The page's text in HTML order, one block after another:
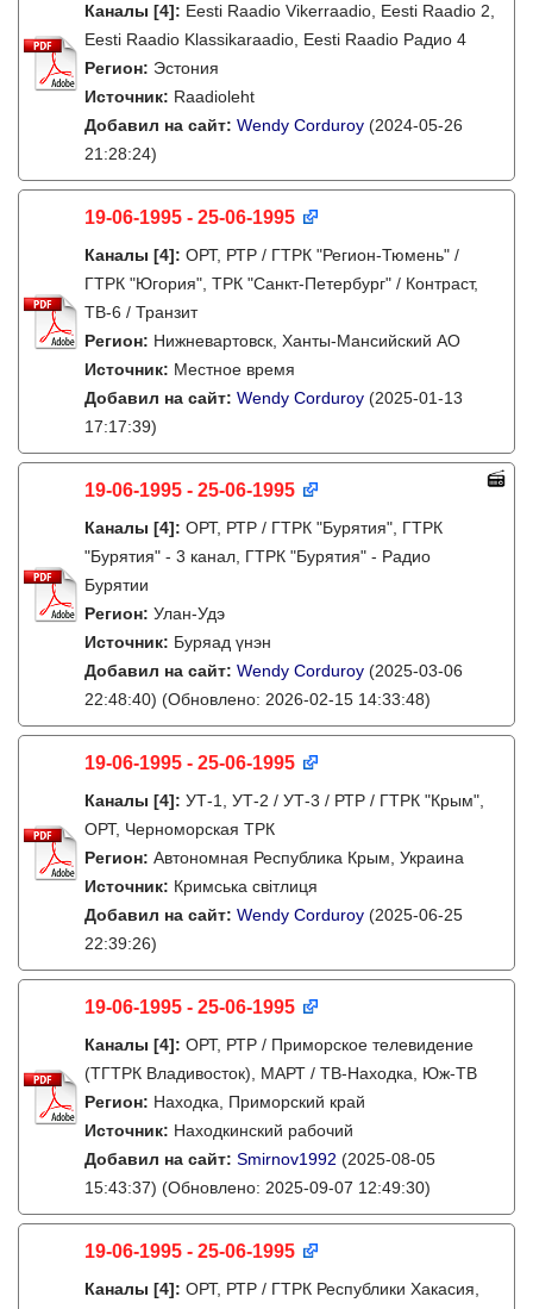
Каналы [4]: Eesti Raadio Vikerraadio, Eesti Raadio 2,
Eesti Raadio Klassikaraadio, Eesti Raadio Радио 4
Регион: Эстония
Источник: Raadioleht
Добавил на сайт: Wendy Corduroy (2024-05-26
21:28:24)
19-06-1995 - 25-06-1995
Каналы [4]: ОРТ, РТР / ГТРК "Регион-Тюмень" /
ГТРК "Югория", ТРК "Санкт-Петербург" / Контраст,
ТВ-6 / Транзит
Регион: Нижневартовск, Ханты-Мансийский АО
Источник: Местное время
Добавил на сайт: Wendy Corduroy (2025-01-13
17:17:39)
19-06-1995 - 25-06-1995
Каналы [4]: ОРТ, РТР / ГТРК "Бурятия", ГТРК
"Бурятия" - 3 канал, ГТРК "Бурятия" - Радио
Бурятии
Регион: Улан-Удэ
Источник: Буряад үнэн
Добавил на сайт: Wendy Corduroy (2025-03-06
22:48:40) (Обновлено: 2026-02-15 14:33:48)
19-06-1995 - 25-06-1995
Каналы [4]: УТ-1, УТ-2 / УТ-3 / РТР / ГТРК "Крым",
ОРТ, Черноморская ТРК
Регион: Автономная Республика Крым, Украина
Источник: Кримська світлиця
Добавил на сайт: Wendy Corduroy (2025-06-25
22:39:26)
19-06-1995 - 25-06-1995
Каналы [4]: ОРТ, РТР / Приморское телевидение
(ТГТРК Владивосток), МАРТ / ТВ-Находка, Юж-ТВ
Регион: Находка, Приморский край
Источник: Находкинский рабочий
Добавил на сайт: Smirnov1992 (2025-08-05
15:43:37) (Обновлено: 2025-09-07 12:49:30)
19-06-1995 - 25-06-1995
Каналы [4]: ОРТ, РТР / ГТРК Республики Хакасия,